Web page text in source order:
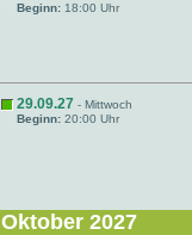
Beginn: 18:00 Uhr
29.09.27 - Mittwoch
Beginn: 20:00 Uhr
Oktober 2027